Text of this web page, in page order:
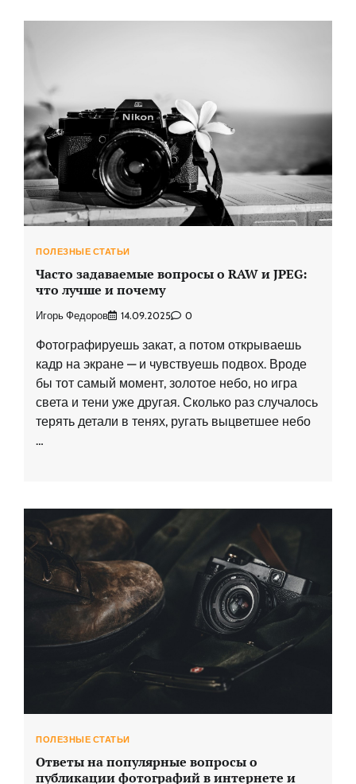
ПОЛЕЗНЫЕ СТАТЬИ
Часто задаваемые вопросы о RAW и JPEG:
что лучше и почему
Игорь Федоров 14.09.2025 0
Фотографируешь закат, а потом открываешь
кадр на экране — и чувствуешь подвох. Вроде
бы тот самый момент, золотое небо, но игра
света и тени уже другая. Сколько раз случалось
терять детали в тенях, ругать выцветшее небо
…
ПОЛЕЗНЫЕ СТАТЬИ
Ответы на популярные вопросы о
публикации фотографий в интернете и